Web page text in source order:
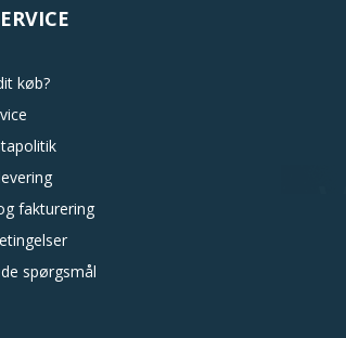
køb?
fakturering
spørgsmål